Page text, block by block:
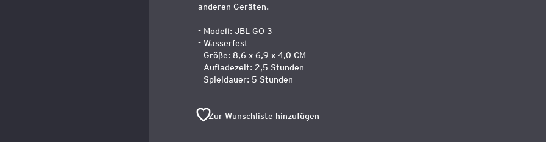
anderen Geräten.
- Modell: JBL GO 3
- Wasserfest
- Größe: 8,6 x 6,9 x 4,0 CM
- Aufladezeit: 2,5 Stunden
- Spieldauer: 5 Stunden
Zur Wunschliste hinzufügen